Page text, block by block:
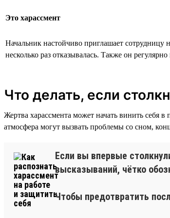
Это харассмент
Начальник настойчиво приглашает сотрудницу
несколько раз отказывалась. Также он
Что делать, если
Жертва харассмента может начать винить себя
атмосфера могут вызвать проблемы со сном,
Если вы впервые
высказываний, чётко
Чтобы предотвратить